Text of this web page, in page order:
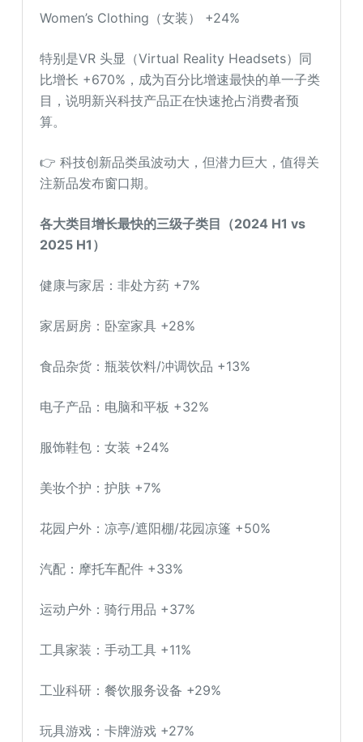
Women’s Clothing（女装） +24%
特别是VR 头显（Virtual Reality Headsets）同
比增长 +670%，成为百分比增速最快的单一子类
目，说明新兴科技产品正在快速抢占消费者预
算。
👉 科技创新品类虽波动大，但潜力巨大，值得关
注新品发布窗口期。
各大类目增长最快的三级子类目（2024 H1 vs
2025 H1）
健康与家居：非处方药 +7%
家居厨房：卧室家具 +28%
食品杂货：瓶装饮料/冲调饮品 +13%
电子产品：电脑和平板 +32%
服饰鞋包：女装 +24%
美妆个护：护肤 +7%
花园户外：凉亭/遮阳棚/花园凉篷 +50%
汽配：摩托车配件 +33%
运动户外：骑行用品 +37%
工具家装：手动工具 +11%
工业科研：餐饮服务设备 +29%
玩具游戏：卡牌游戏 +27%